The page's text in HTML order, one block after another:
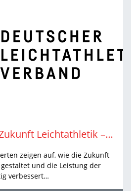
Fortbildung: Zukunft Leichtathletik – Chancen & Herausforderungen
zeigen auf, wie die Zukunft
und die Leistung der
verbessert…